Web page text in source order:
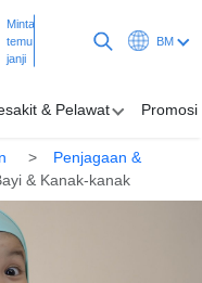
Minta
temu
janji
BM
& Pelawat
Penjagaan &
& Kanak-kanak